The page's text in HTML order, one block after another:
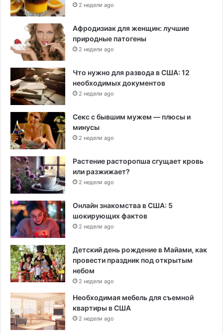
2 недели ago
Афродизиак для женщин: лучшие
природные патогены
2 недели ago
Что нужно для развода в США: 12
необходимых документов
2 недели ago
Секс с бывшим мужем — плюсы и
минусы
2 недели ago
Растение расторопша сгущает кровь
или разжижает?
2 недели ago
Онлайн знакомства в США: 5
шокирующих фактов
2 недели ago
Детский день рождение в Майами, как
провести праздник под открытым
небом
2 недели ago
Необходимая мебель для съемной
квартиры в США
2 недели ago